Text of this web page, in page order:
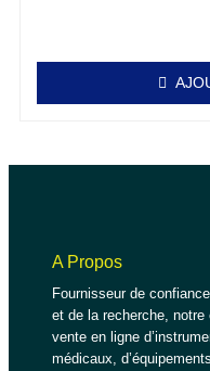
A Propos
Fournisseur de
et de la recherche, notre
vente en ligne
médicaux,